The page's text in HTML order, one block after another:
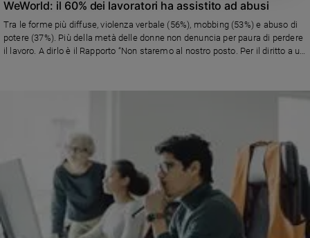
WeWorld: il 60% dei lavoratori ha assistito ad abusi
Tra le forme più diffuse, violenza verbale (56%), mobbing (53%) e abuso di
potere (37%). Più della metà delle donne non denuncia per paura di perdere
il lavoro. A dirlo è il Rapporto “Non staremo al nostro posto. Per il diritto a un